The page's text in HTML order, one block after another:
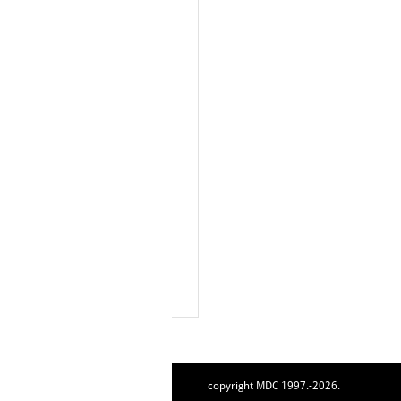
copyright MDC 1997.-2026.